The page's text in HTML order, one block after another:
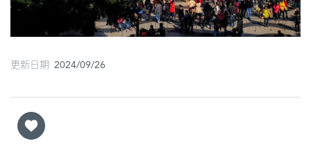
廟
更新日期 2024/09/26